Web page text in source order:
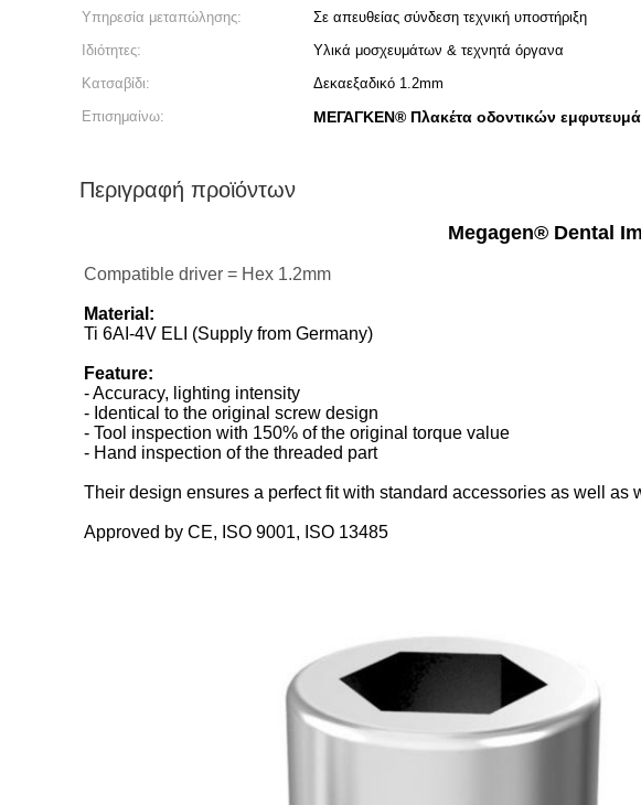
Υπηρεσία μεταπώλησης:
Σε απευθείας σύνδεση τεχνική υποστήριξη
Ιδιότητες:
Υλικά μοσχευμάτων & τεχνητά όργανα
Κατσαβίδι:
Δεκαεξαδικό 1.2mm
Επισημαίνω:
ΜΕΓΑΓΚΕΝ® Πλακέτα οδοντικών
Περιγραφή προϊόντων
Megagen® Dental
Compatible driver = Hex 1.2mm
Material:
Ti 6AI-4V ELI (Supply from Germany)
Feature:
- Accuracy, lighting intensity
- Identical to the original screw design
- Tool inspection with 150% of the original torque value
- Hand inspection of the threaded part
Their design ensures a perfect fit with standard accessories as well
Approved by CE, ISO 9001, ISO 13485